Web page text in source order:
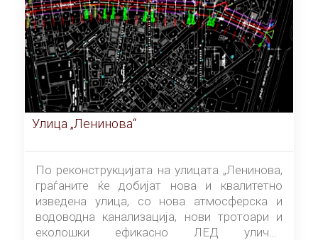
Улица „Ленинова“
По реконструкцијата на улицата „Ленинова,
граѓаните ќе добијат нова и квалитетно
изведена улица, со нова атмосферска и
водоводна канализација, нови тротоари и
еколошки ефикасно ЛЕД улично